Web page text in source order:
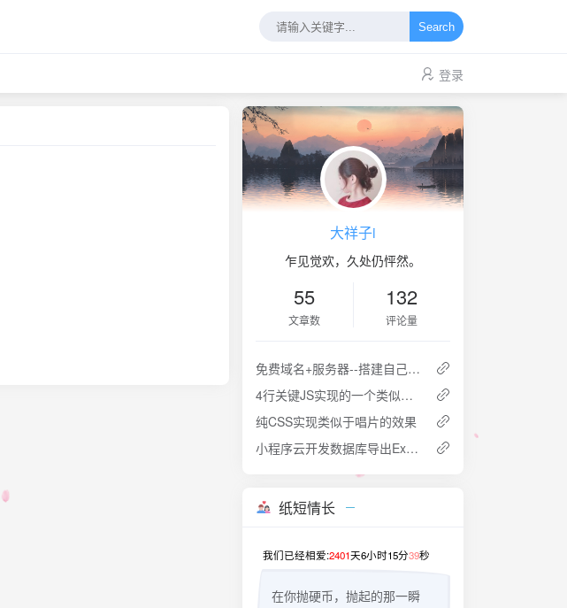
Search
登录
大祥子i
乍见觉欢，久处仍怦然。
55
文章数
132
评论量
免费域名+服务器--搭建自己的服务器
4行关键JS实现的一个类似于打字的特效，超简单JS实现打字效果
纯CSS实现类似于唱片的效果
小程序云开发数据库导出Excel
纸短情长
我们已经相爱:2401天6小时15分39秒
在你抛硬币，抛起的那一瞬